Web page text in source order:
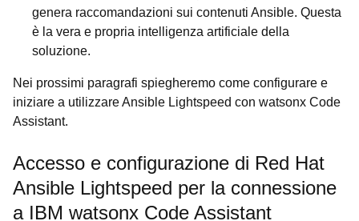
genera raccomandazioni sui contenuti Ansible. Questa
è la vera e propria intelligenza artificiale della
soluzione.
Nei prossimi paragrafi spiegheremo come configurare e
iniziare a utilizzare Ansible Lightspeed con watsonx Code
Assistant.
Accesso e configurazione di Red Hat
Ansible Lightspeed per la connessione
a IBM watsonx Code Assistant